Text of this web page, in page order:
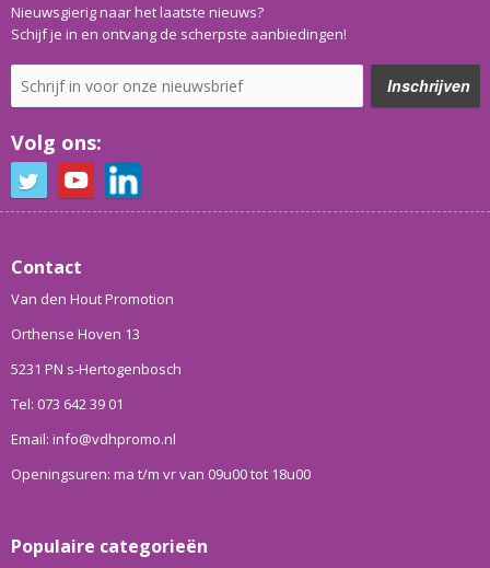
Nieuwsgierig naar het laatste nieuws?
Schijf je in en ontvang de scherpste aanbiedingen!
Volg ons:
Contact
Van den Hout Promotion
Orthense Hoven 13
5231 PN s-Hertogenbosch
Tel: 073 642 39 01
Email: info@vdhpromo.nl
Openingsuren: ma t/m vr van 09u00 tot 18u00
Populaire categorieën